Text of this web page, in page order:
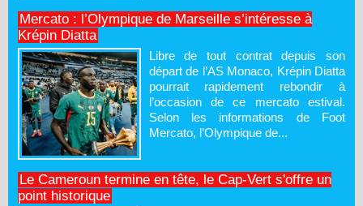
Mercato : l’Olympique de Marseille s’intéresse à
Krépin Diatta
Libre de tout contrat depuis son
départ de l’AS Monaco, Krépin Diatta
pourrait rapidement rebondir à
l’occasion de ce mercato estival.
Selon les informations de Foot
Mercato, l’Olympique de...
Le Cameroun termine en tête, le Cap-Vert s'offre un
point historique